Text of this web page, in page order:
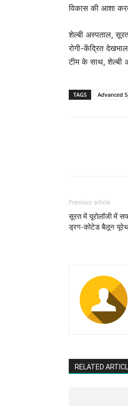
विकास की आशा
शेल्बी अस्पताल,
रोगी-केंद्रित
टीम के साथ, शेल्बी
TAGS Advanced
Previous article
सूरत में यूरोलॉजी में
ड्रग-कोटेड बैलून
RELATED